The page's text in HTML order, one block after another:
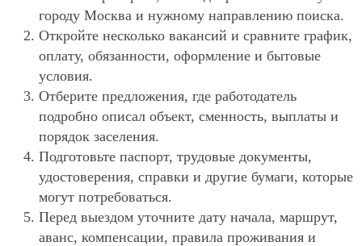
городу Москва и нужному направлению поиска.
Откройте несколько вакансий и сравните график,
оплату, обязанности, оформление и бытовые
условия.
Отберите предложения, где работодатель
подробно описал объект, сменность, выплаты и
порядок заселения.
Подготовьте паспорт, трудовые документы,
удостоверения, справки и другие бумаги, которые
могут потребоваться.
Перед выездом уточните дату начала, маршрут,
аванс, компенсации, правила проживания и